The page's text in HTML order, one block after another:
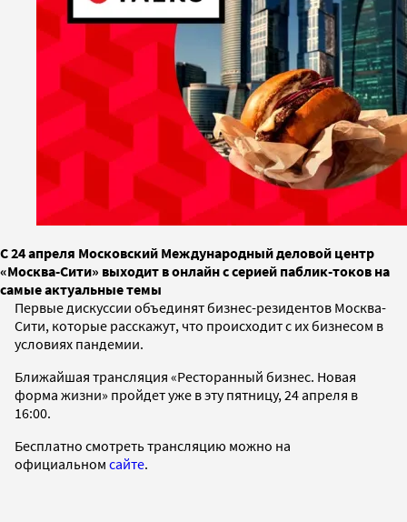
С 24 апреля Московский Международный деловой центр
«Москва-Сити» выходит в онлайн с серией паблик-токов на
самые актуальные темы
Первые дискуссии объединят бизнес-резидентов Москва-
Сити, которые расскажут, что происходит с их бизнесом в
условиях пандемии.
Ближайшая трансляция «Ресторанный бизнес. Новая
форма жизни» пройдет уже в эту пятницу, 24 апреля в
16:00.
Бесплатно смотреть трансляцию можно на
официальном сайте.